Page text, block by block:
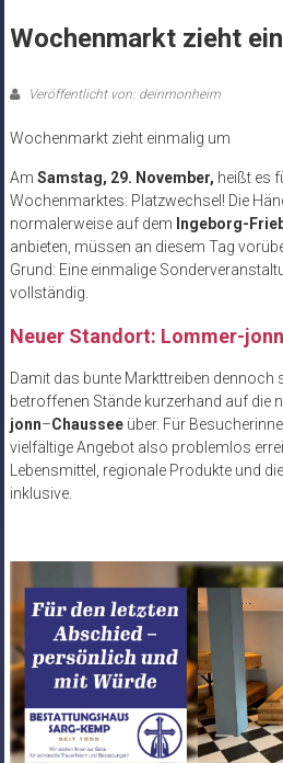
Wochenmarkt zieht
Veröffentlicht von: deinmonheim
Wochenmarkt zieht einmalig um
Am Samstag, 29. November, heißt es
Wochenmarktes: Platzwechsel! Die
normalerweise auf dem Ingeborg-
anbieten, müssen an diesem Tag
Grund: Eine einmalige
vollständig.
Neuer Standort: Lommer-
Damit das bunte Markttreiben dennoch
betroffenen Stände kurzerhand auf die
jonn–Chausseeüber. Für
vielfältige Angebot also problemlos
Lebensmittel, regionale Produkte und
inklusive.